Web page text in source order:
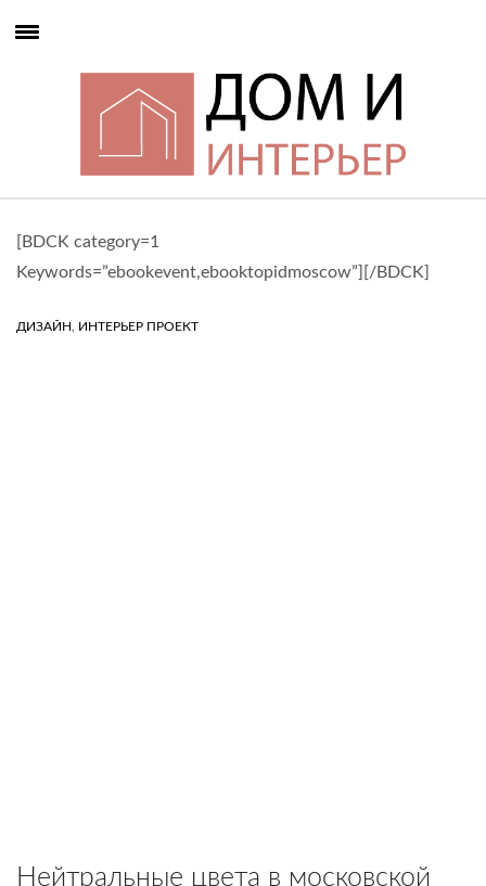
[BDCK category=1
Keywords=”ebookevent,ebooktopidmoscow”][/BDCK]
ДИЗАЙН, ИНТЕРЬЕР ПРОЕКТ
Нейтральные цвета в московской